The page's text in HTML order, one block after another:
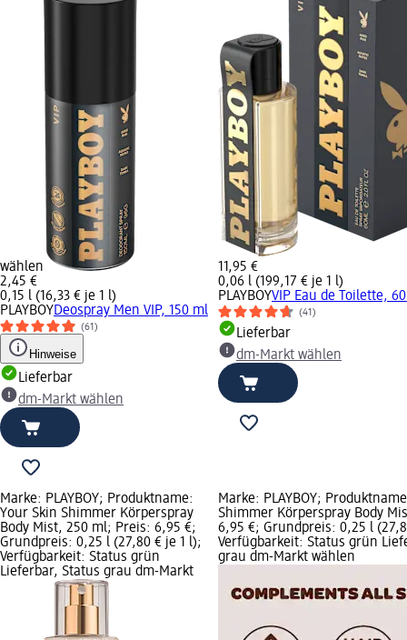
wählen
2,45 €
0,15 l (16,33 € je 1 l)
PLAYBOYDeospray Men VIP, 150 ml
(61)
Hinweise
Lieferbar
dm-Markt wählen
11,95 €
0,06 l (199,17 € je 1 l)
PLAYBOYVIP Eau de Toilette,
(41)
Lieferbar
dm-Markt wählen
Marke: PLAYBOY; Produktname:
Your Skin Shimmer Körperspray
Body Mist, 250 ml; Preis: 6,95 €;
Grundpreis: 0,25 l (27,80 € je 1 l);
Verfügbarkeit: Status grün
Lieferbar, Status grau dm-Markt
Marke: PLAYBOY;
Shimmer Körperspray Body
6,95 €; Grundpreis: 0,25 l
Verfügbarkeit: Status grün
grau dm-Markt wählen